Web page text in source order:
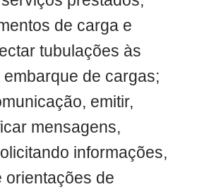
de carga e
tubulações às
de cargas;
emitir,
mensagens,
informações,
orientações de